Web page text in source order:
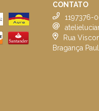
CONTATO
1197376-
Rua
Bragança